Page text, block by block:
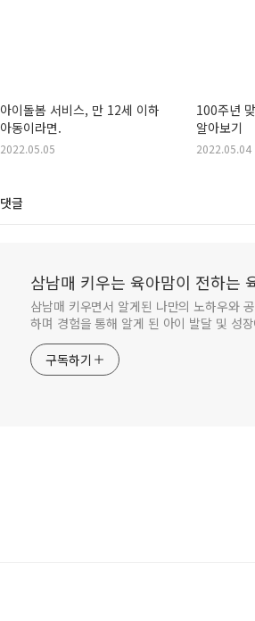
아이돌봄 서비스, 만 12세 이하
아동이라면.
2022.05.05
100주년
알아보기
2022.05.04
댓글
삼남매 키우는 육아맘이 전하는
삼남매 키우면서 알게된 나만의 노하우와
하며 경험을 통해 알게 된 아이 발달 및 성
구독하기